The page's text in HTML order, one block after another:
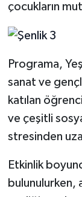
çocukların
Programa,
sanat ve
katılan
ve çeşitli
stresinden
Etkinlik
bulunulurken,